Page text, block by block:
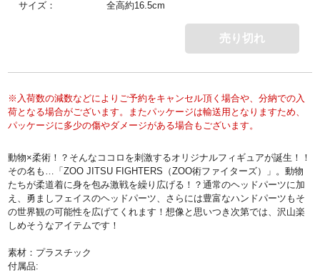
サイズ：
全高約16.5cm
売り切れ
※入荷数の減数などによりご予約をキャンセル頂く場合や、分納での入
荷となる場合がございます。またパッケージは輸送用となりますため、
パッケージに多少の傷やダメージがある場合もございます。
動物×柔術！？そんなココロを刺激するオリジナルフィギュアが誕生！！
その名も…「ZOO JITSU FIGHTERS（ZOO術ファイターズ）」。動物
たちが柔道着に身を包み激戦を繰り広げる！？通常のヘッドパーツに加
え、勇ましフェイスのヘッドパーツ、さらには豊富なハンドパーツもそ
の世界観の可能性を広げてくれます！想像と思いつき次第では、沢山楽
しめそうなアイテムです！
素材：プラスチック
付属品: